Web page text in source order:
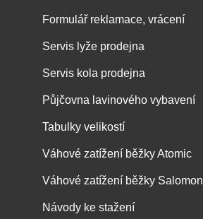
Formulář reklamace, vrácení
Servis lyže prodejna
Servis kola prodejna
Půjčovna lavinového vybavení
Tabulky velikostí
Váhové zatížení běžky Atomic
Váhové zatížení běžky Salomon
Návody ke stažení